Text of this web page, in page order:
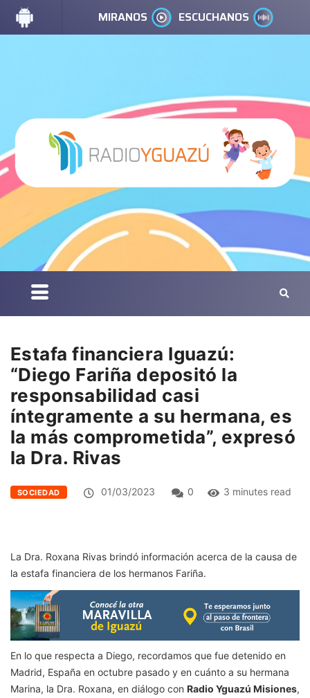
MIRANOS ESCUCHANOS
Estafa financiera Iguazú:
“Diego Fariña depositó la
responsabilidad casi
íntegramente a su hermana, es
la más comprometida”, expresó
la Dra. Rivas
SOCIEDAD 01/03/2023 0 3 minutes read
La Dra. Roxana Rivas brindó información acerca de la causa de
la estafa financiera de los hermanos Fariña.
En lo que respecta a Diego, recordamos que fue detenido en
Madrid, España en octubre pasado y en cuánto a su hermana
Marina, la Dra. Roxana, en diálogo con Radio Yguazú Misiones,